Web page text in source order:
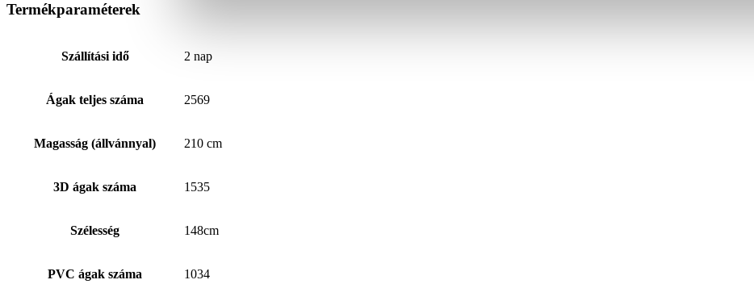
Termékparaméterek
Szállítási idő 2 nap
Ágak teljes száma 2569
Magasság (állvánnyal) 210 cm
3D ágak száma 1535
Szélesség 148cm
PVC ágak száma 1034